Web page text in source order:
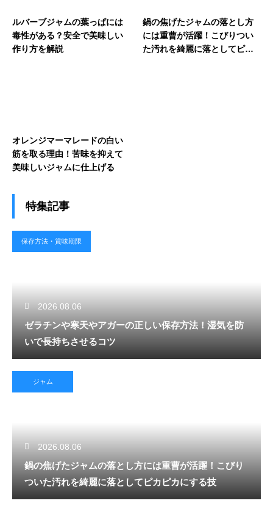
ルバーブジャムの葉っぱには
毒性がある？安全で美味しい
作り方を解説
鍋の焦げたジャムの落とし方
には重曹が活躍！こびりつい
た汚れを綺麗に落としてピカ
オレンジマーマレードの白い
筋を取る理由！苦味を抑えて
美味しいジャムに仕上げる
特集記事
保存方法・賞味期限
2026.08.06
ゼラチンや寒天やアガーの正しい保存方法！湿気を防
いで長持ちさせるコツ
ジャム
2026.08.06
鍋の焦げたジャムの落とし方には重曹が活躍！こびり
ついた汚れを綺麗に落としてピカピカにする技